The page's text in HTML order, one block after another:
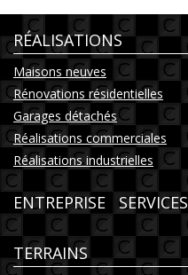
RÉALISATIONS
Maisons neuves
Rénovations résidentielles
Garages détachés
Réalisations commerciales
Réalisations industrielles
ENTREPRISE SERVICES
TERRAINS